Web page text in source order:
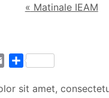
« Matinale IEAM
EmailPartager
sit amet,